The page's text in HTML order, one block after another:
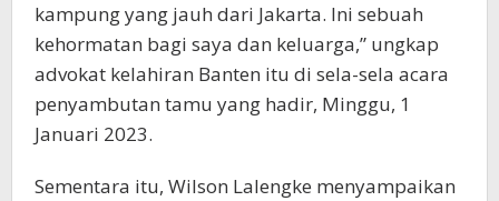
kampung yang jauh dari Jakarta. Ini sebuah
kehormatan bagi saya dan keluarga,” ungkap
advokat kelahiran Banten itu di sela-sela acara
penyambutan tamu yang hadir, Minggu, 1
Januari 2023.
Sementara itu, Wilson Lalengke menyampaikan